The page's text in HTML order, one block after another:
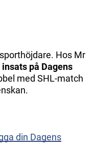
Hos Mr
på Dagens
med SHL-match
din Dagens